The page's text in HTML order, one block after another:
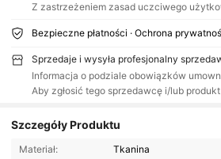
Z zastrzeżeniem zasad uczciwego
Bezpieczne płatności · Ochrona
Sprzedaje i wysyła profesjonalny
Informacja o podziale obowiązków
Aby zgłosić tego sprzedawcę i/lub produkt
Szczegóły Produktu
Materiał:
Tkanina